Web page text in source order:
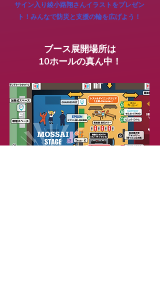
サイン入り綾小路翔さんイラストをプレゼン
ト！みんなで防災と支援の輪を広げよう！
ブース展開場所は
10ホールの真ん中！